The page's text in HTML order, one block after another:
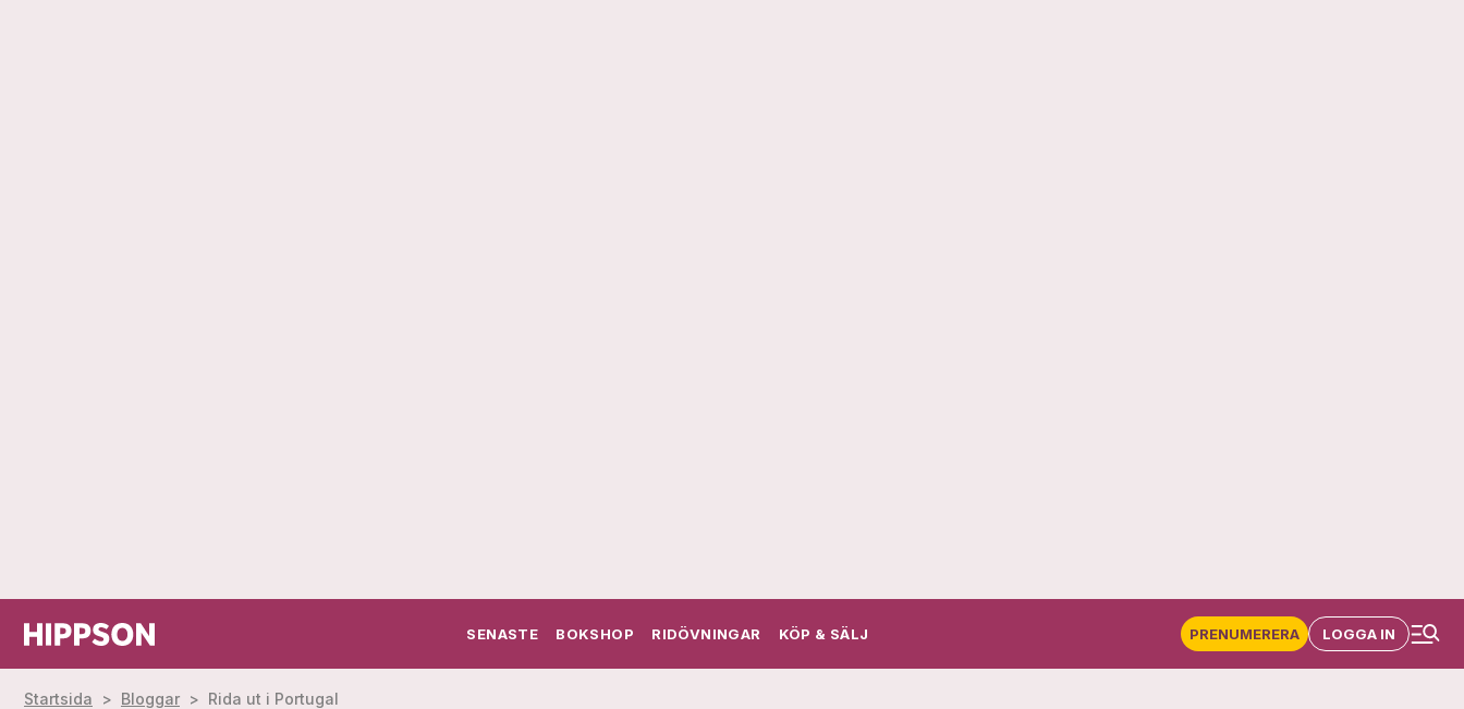
SENASTE BOKSHOP RIDÖVNINGAR KÖP & SÄLJ PRENUMERERA LOGGA IN
Startsida > Bloggar > Rida ut i Portugal